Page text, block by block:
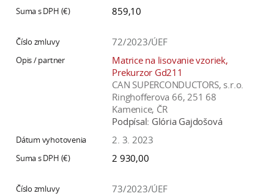
859,10
72/2023/ÚEF
Matrice na lisovanie vzoriek,
Prekurzor Gd211
CAN SUPERCONDUCTORS, s.r.o.
Ringhofferova 66, 251 68
Kamenice, ČR
Podpísal: Glória Gajdošová
2. 3. 2023
2 930,00
73/2023/ÚEF